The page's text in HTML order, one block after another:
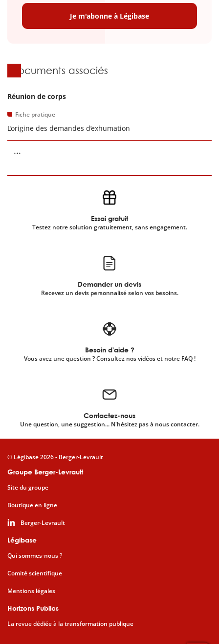
Je m'abonne à Légibase
Documents associés
Réunion de corps
Fiche pratique
L’origine des demandes d’exhumation
...
Essai gratuit
Testez notre solution gratuitement, sans engagement.
Demander un devis
Recevez un devis personnalisé selon vos besoins.
Besoin d'aide ?
Vous avez une question ? Consultez nos vidéos et notre FAQ !
Contactez-nous
Une question, une suggestion... N'hésitez pas à nous contacter.
Groupe Berger-Levrault
Site du groupe
Boutique en ligne
Berger-Levrault
Légibase
Qui sommes-nous ?
Comité scientifique
Mentions légales
Horizons Publics
La revue dédiée à la transformation publique
© Légibase 2026 - Berger-Levrault